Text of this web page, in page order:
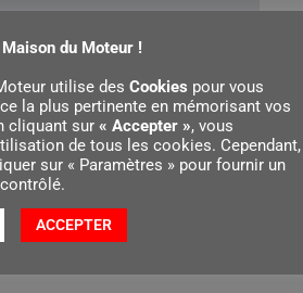
l’appareil avec griffe
du Moteur !
utilise des Cookies pour vous
la plus pertinente en mémorisant vos
cliquant sur « Accepter », vous
de tous les cookies. Cependant,
sur « Paramètres » pour fournir un
ACCEPTER